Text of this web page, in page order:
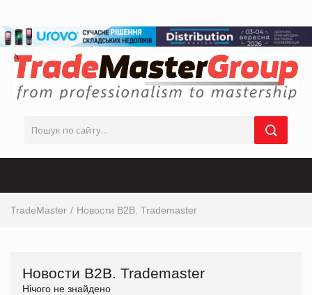
TradeMaster Новости В2В. Trademaster
Новости В2В. Trademaster
Нічого не знайдено